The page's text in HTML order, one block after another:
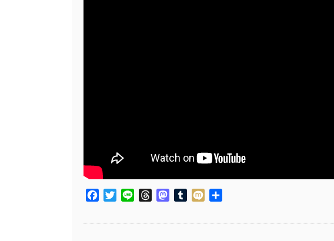
Facebook
TwitterLine ThreadsMastodon
TumblrMixi